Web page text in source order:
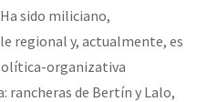
sido miliciano,
regional y, actualmente, es
organizativa
rancheras de Bertín y Lalo,